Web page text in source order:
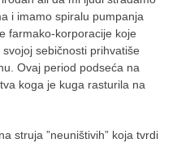
i imamo spiralu pumpanja
farmako-korporacije koje
sebičnosti prihvatiše
Ovaj period podseća na
koga je kuga rasturila na
struja ”neuništivih” koja tvrdi